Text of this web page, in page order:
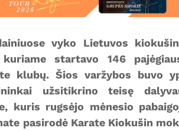
vyko Lietuvos
kuriame startavo 146
klubų. Šios varžybos buvo
užsitikrino teisę
kuris rugsėjo mėnesio
pasirodė Karate Kiokušin